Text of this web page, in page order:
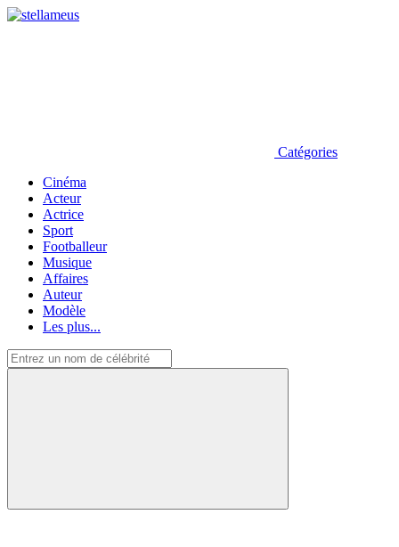
Catégories
Cinéma
Acteur
Actrice
Sport
Footballeur
Musique
Affaires
Auteur
Modèle
Les plus...